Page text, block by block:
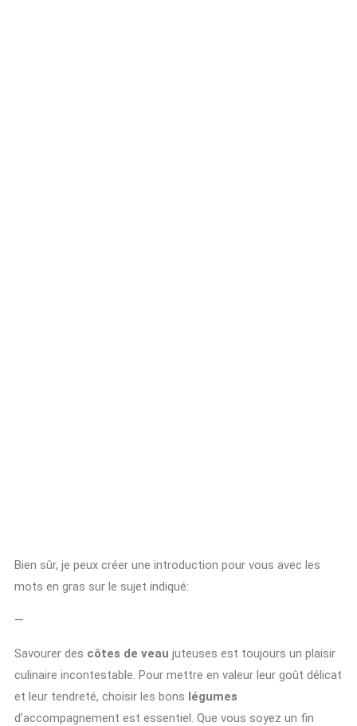
Bien sûr, je peux créer une introduction pour vous avec les
mots en gras sur le sujet indiqué:
—
Savourer des côtes de veau juteuses est toujours un plaisir
culinaire incontestable. Pour mettre en valeur leur goût délicat
et leur tendreté, choisir les bons légumes
d’accompagnement est essentiel. Que vous soyez un fin